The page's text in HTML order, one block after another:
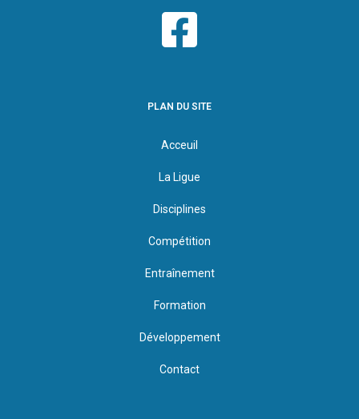
PLAN DU SITE
Acceuil
La Ligue
Disciplines
Compétition
Entraînement
Formation
Développement
Contact